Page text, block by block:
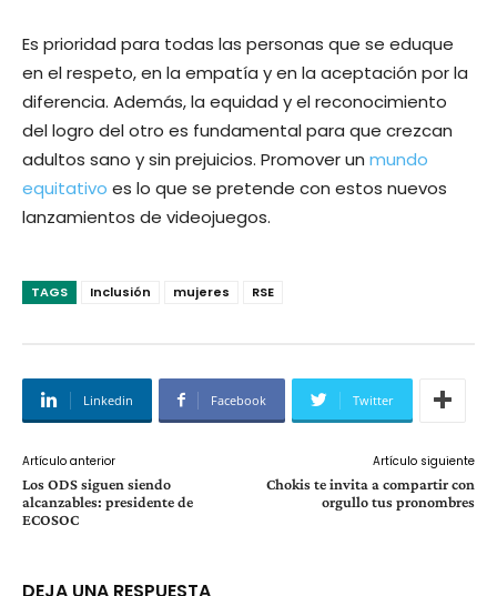
Es prioridad para todas las personas que se eduque
en el respeto, en la empatía y en la aceptación por la
diferencia. Además, la equidad y el reconocimiento
del logro del otro es fundamental para que crezcan
adultos sano y sin prejuicios. Promover un mundo
equitativo es lo que se pretende con estos nuevos
lanzamientos de videojuegos.
TAGS Inclusión mujeres RSE
Linkedin Facebook Twitter
Artículo anterior
Los ODS siguen siendo
alcanzables: presidente de
ECOSOC
Artículo siguiente
Chokis te invita a compartir con
orgullo tus pronombres
DEJA UNA RESPUESTA